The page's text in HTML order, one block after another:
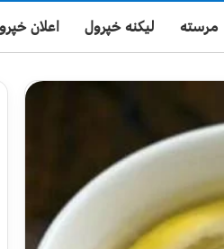
مرسته لیکنه خپرول اعلان